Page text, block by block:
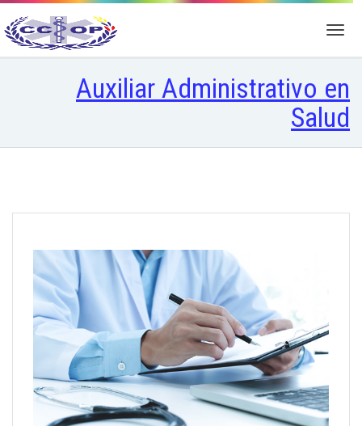
Auxiliar Administrativo en
Salud